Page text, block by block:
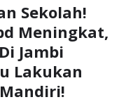
Sekolah!
Meningkat,
Jambi
Lakukan